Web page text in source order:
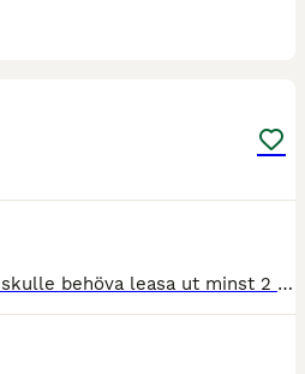
Har en fin hingst som jag skulle behöva leasa ut minst 2 år pga personliga själ. Han är efter APerfectyankee. Inklrd men behöver komma till någon som kan ge honom den träningen som jag inye har möjlig